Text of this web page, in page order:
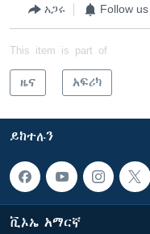
አጋሩ Follow us
This item is part of
ዜና አፍሪካ
ይከተሉን
ቪኦኤ አማርኛ